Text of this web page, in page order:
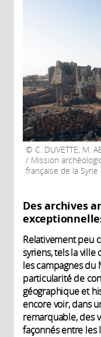
C. DUVETTE, M.
/ Mission
française de la Syrie
Des archives
Relativement peu
syriens, tels la ville
les campagnes du
particularité de
géographique et
encore voir, dans
remarquable, des
façonnés entre les